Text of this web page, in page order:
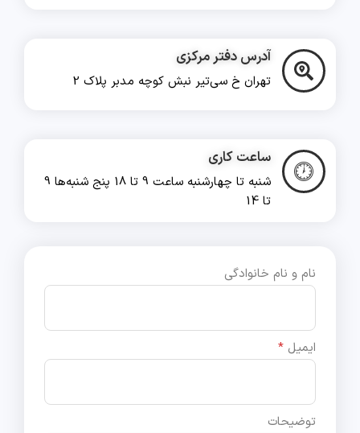
آدرس دفتر مرکزی
تهران خ سی‌تیر نبش کوچه مدبر پلاک 2
ساعت کاری
شنبه تا چهارشنبه ساعت 9 تا 18 پنج شنبه‌ها 9
تا 14
نام و نام خانوادگی
ایمیل *
توضیحات